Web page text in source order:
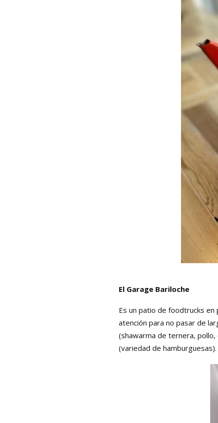
El Garage Bariloche
Es un patio de foodtrucks en
atención para no pasar de
(shawarma de ternera,
(variedad de